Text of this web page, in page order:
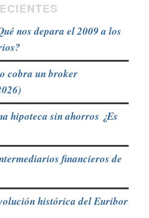
nos depara el 2009 a los
cobra un broker
hipoteca sin ahorros ¿Es
financieros de
histórica del Euribor